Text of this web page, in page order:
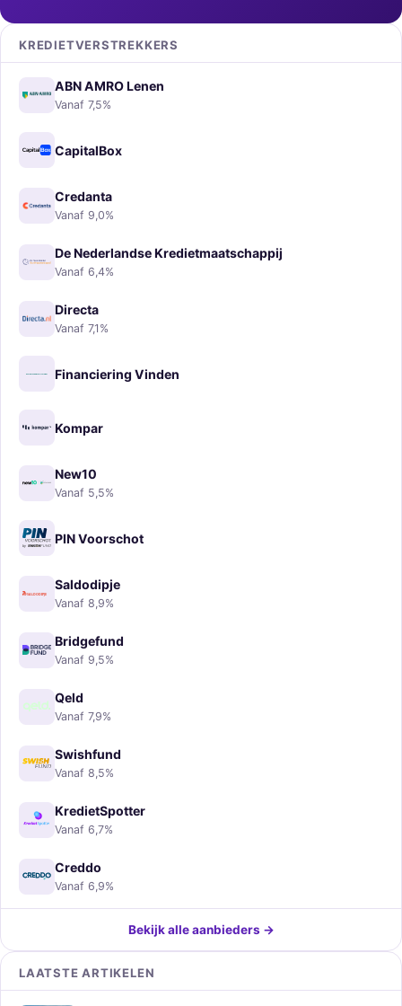
KREDIETVERSTREKKERS
ABN AMRO Lenen
Vanaf 7,5%
CapitalBox
Credanta
Vanaf 9,0%
De Nederlandse Kredietmaatschappij
Vanaf 6,4%
Directa
Vanaf 7,1%
Financiering Vinden
Kompar
New10
Vanaf 5,5%
PIN Voorschot
Saldodipje
Vanaf 8,9%
Bridgefund
Vanaf 9,5%
Qeld
Vanaf 7,9%
Swishfund
Vanaf 8,5%
KredietSpotter
Vanaf 6,7%
Creddo
Vanaf 6,9%
Bekijk alle aanbieders →
LAATSTE ARTIKELEN